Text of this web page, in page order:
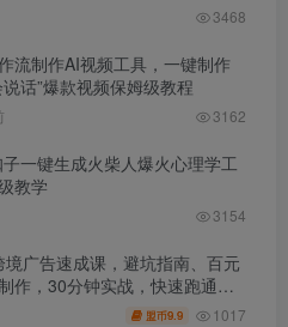
3468
流制作AI视频工具，一键制作
话”爆款视频保姆级教程
3162
一键生成火柴人爆火心理学工
教学
3154
广告速成课，避坑指南、百元
作，30分钟实战，快速跑通首
盟币9.9 1017